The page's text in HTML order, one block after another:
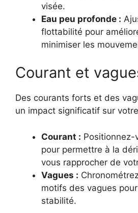
visée.
Eau peu profonde :
flottabilité pour
minimiser les
Courant et
Des courants forts et des
un impact significatif sur
Courant : Positionnez-
pour permettre à la
vous rapprocher de
Vagues :
motifs des vagues
stabilité.